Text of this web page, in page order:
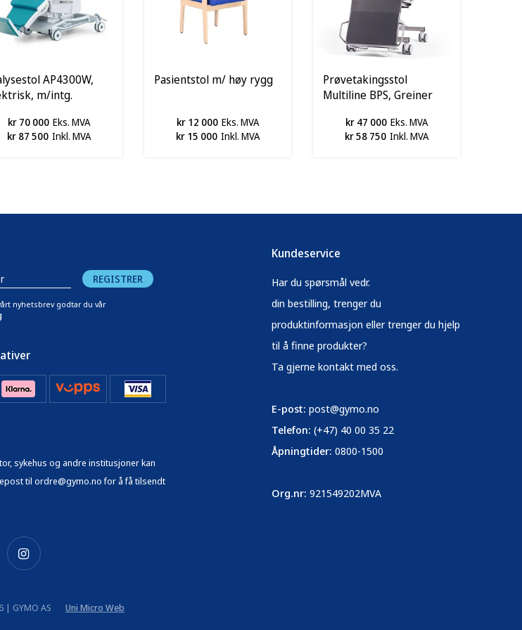
AP4300W,
m/intg.
kr 70 000 Eks. MVA
kr 87 500 Inkl. MVA
Pasientstol m/ høy rygg
kr 12 000 Eks. MVA
kr 15 000 Inkl. MVA
Prøvetakingsstol
Multiline BPS, Greiner
kr 47 000 Eks. MVA
kr 58 750 Inkl. MVA
REGISTRER
nyhetsbrev godtar du vår
sykehus og andre institusjoner kan
til ordre@gymo.no for å få tilsendt
Kundeservice
Har du spørsmål vedr.
din bestilling, trenger du
produktinformasjon eller trenger du hjelp
til å finne produkter?
Ta gjerne kontakt med oss.
E-post: post@gymo.no
Telefon: (+47) 40 00 35 22
Åpningtider: 0800-1500
Org.nr: 921549202MVA
| GYMO AS Uni Micro Web